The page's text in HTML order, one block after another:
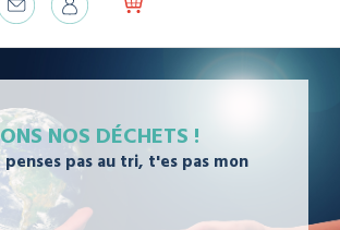
NOS DÉCHETS !
penses pas au tri, t'es pas mon